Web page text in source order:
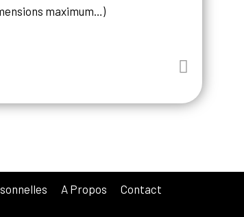
maximum…)
A Propos Contact